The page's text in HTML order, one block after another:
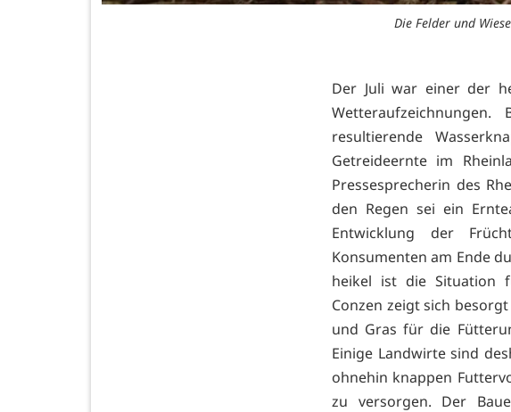
Die Felder und
Der Juli war einer der
resultierende
Getreideernte im
Pressesprecherin des
den Regen sei ein
Entwicklung der
Konsumenten am Ende
heikel ist die Situation
Conzen zeigt sich
und Gras für die
Einige Landwirte sind
ohnehin knappen
zu versorgen. Der